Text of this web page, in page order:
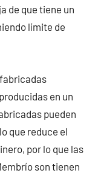
de que tiene un
límite de
en un
pueden
que reduce el
por lo que las
son tienen